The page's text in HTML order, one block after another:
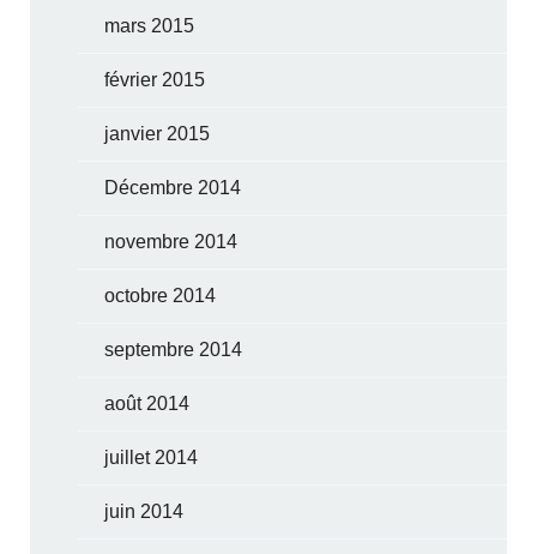
mars 2015
février 2015
janvier 2015
Décembre 2014
novembre 2014
octobre 2014
septembre 2014
août 2014
juillet 2014
juin 2014